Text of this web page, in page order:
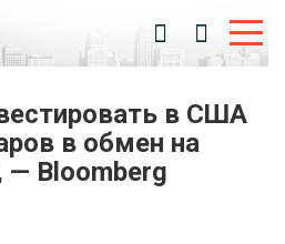
в США
в обмен на
— Bloomberg